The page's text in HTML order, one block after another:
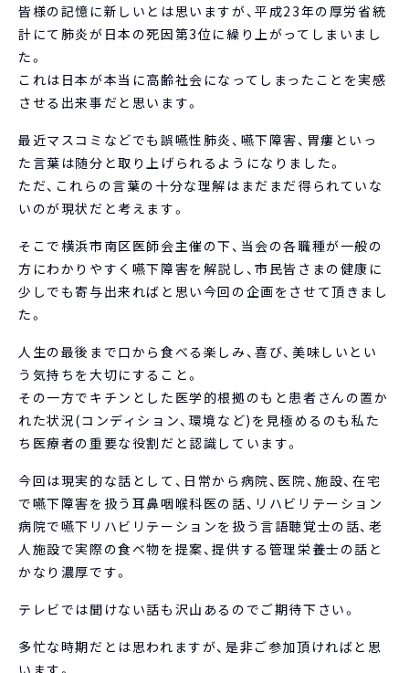
皆様の記憶に新しいとは思いますが、平成23年の厚労省統
計にて肺炎が日本の死因第3位に繰り上がってしまいまし
た。
これは日本が本当に高齢社会になってしまったことを実感
させる出来事だと思います。
最近マスコミなどでも誤嚥性肺炎、嚥下障害、胃瘻といっ
た言葉は随分と取り上げられるようになりました。
ただ、これらの言葉の十分な理解はまだまだ得られていな
いのが現状だと考えます。
そこで横浜市南区医師会主催の下、当会の各職種が一般の
方にわかりやすく嚥下障害を解説し、市民皆さまの健康に
少しでも寄与出来ればと思い今回の企画をさせて頂きまし
た。
人生の最後まで口から食べる楽しみ、喜び、美味しいとい
う気持ちを大切にすること。
その一方でキチンとした医学的根拠のもと患者さんの置か
れた状況(コンディション、環境など)を見極めるのも私た
ち医療者の重要な役割だと認識しています。
今回は現実的な話として、日常から病院、医院、施設、在宅
で嚥下障害を扱う耳鼻咽喉科医の話、リハビリテーション
病院で嚥下リハビリテーションを扱う言語聴覚士の話、老
人施設で実際の食べ物を提案、提供する管理栄養士の話と
かなり濃厚です。
テレビでは聞けない話も沢山あるのでご期待下さい。
多忙な時期だとは思われますが、是非ご参加頂ければと思
います。